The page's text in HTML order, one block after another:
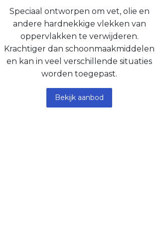
Speciaal ontworpen om vet, olie en
andere hardnekkige vlekken van
oppervlakken te verwijderen.
Krachtiger dan schoonmaakmiddelen
en kan in veel verschillende situaties
worden toegepast.
Bekijk aanbod